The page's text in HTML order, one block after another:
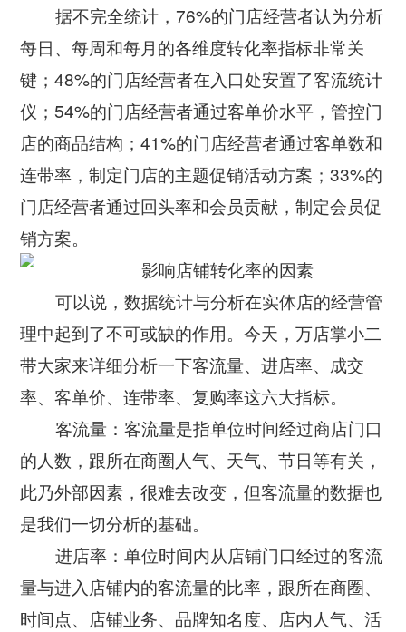
视频追溯
广告信发
小鸟探店
AI识别检测
掌上学院
电子名片
电子合同
服装行业
餐饮行业
快消行业
连锁药店
家居行业
汽车服务
购物中心
生鲜行业
母婴行业
智慧工厂
下载
公司新闻
行业干货
产品问答
服务支持 New
开发者中心
开放平台
联系我们
公司简介
企业文化
联系方式
服务政策
岗位招聘
申请使用
据不完全统计，76%的门店经营者认为分析
每日、每周和每月的各维度转化率指标非常关
键；48%的门店经营者在入口处安置了客流统计
仪；54%的门店经营者通过客单价水平，管控门
店的商品结构；41%的门店经营者通过客单数和
连带率，制定门店的主题促销活动方案；33%的
门店经营者通过回头率和会员贡献，制定会员促
销方案。
可以说，数据统计与分析在实体店的经营管
理中起到了不可或缺的作用。今天，万店掌小二
带大家来详细分析一下客流量、进店率、成交
率、客单价、连带率、复购率这六大指标。
客流量：客流量是指单位时间经过商店门口
的人数，跟所在商圈人气、天气、节日等有关，
此乃外部因素，很难去改变，但客流量的数据也
是我们一切分析的基础。
进店率：单位时间内从店铺门口经过的客流
量与进入店铺内的客流量的比率，跟所在商圈、
时间点、店铺业务、品牌知名度、店内人气、活